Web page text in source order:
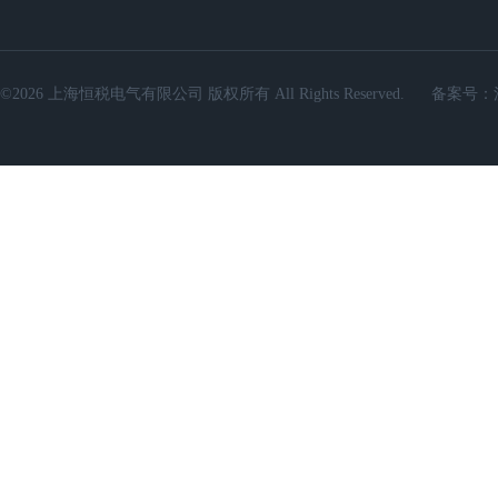
©2026 上海恒税电气有限公司 版权所有 All Rights Reserved. 备案号：